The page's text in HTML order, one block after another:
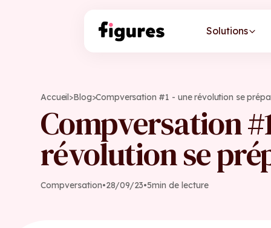
Solutions
Accueil>Blog>Compversation #1 - une révolution se
Compversation
révolution se
Compversation•28/09/23•5min de lecture